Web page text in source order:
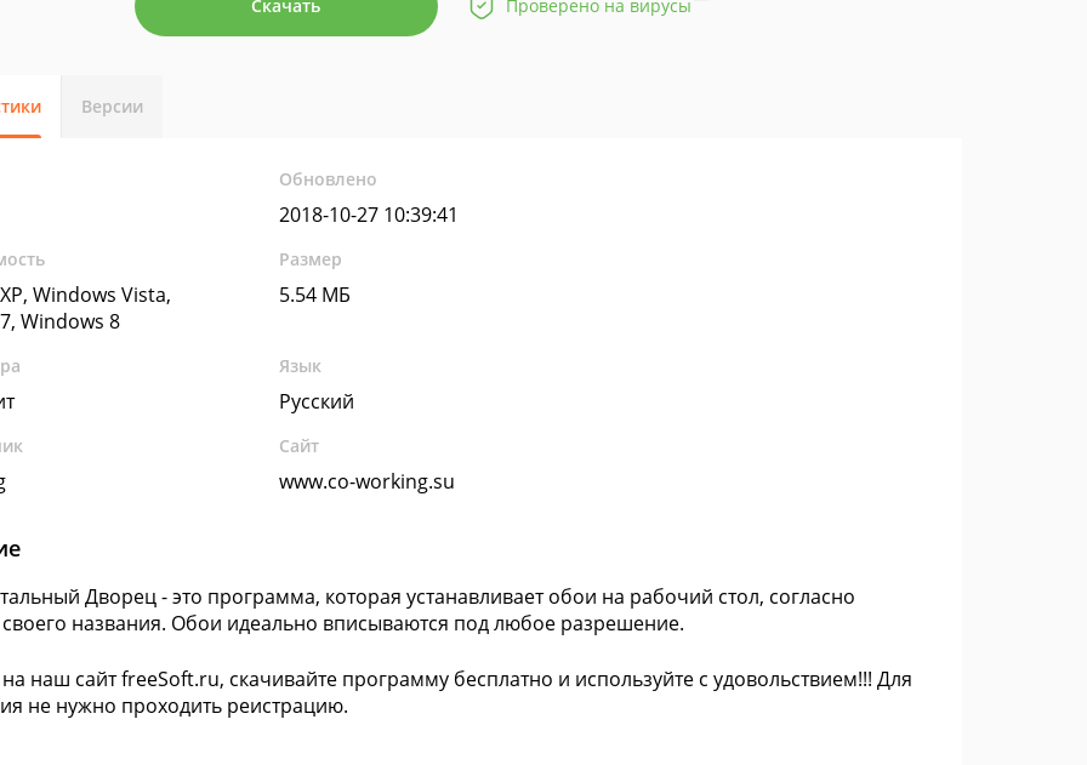
Скачать Проверено на вирусы
Версии
Обновлено
2018-10-27 10:39:41
Windows Vista,
Windows 8
Размер
5.54 МБ
Язык
Русский
Сайт
www.co-working.su
Дворец - это программа, которая устанавливает обои на рабочий стол, согласно
своего названия. Обои идеально вписываются под любое разрешение.
наш сайт freeSoft.ru, скачивайте программу бесплатно и используйте с удовольствием!!! Для
не нужно проходить реистрацию.